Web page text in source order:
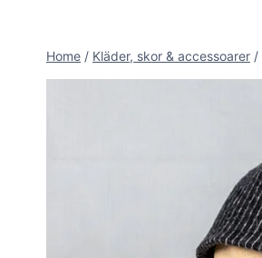
Home / Kläder, skor & accessoarer /